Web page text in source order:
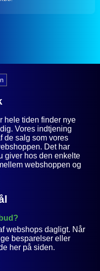
hele tiden finder nye
Vores indtjening
de salg som vores
Det har
giver hos den enkelte
webshoppen og
webshops dagligt. Når
besparelser eller
her på siden.